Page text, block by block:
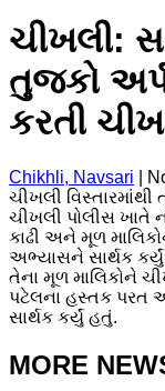
ચીખલી:
તુજકો
કરતી
Chikhli, Navsari
ચીખલી
ચીખલી પોલીસ ખાતે
કાઢી અને મૂળ
અભ્યાસને સાર્થક
તેના મૂળ માલિકોને
પટેલના હસ્તક પરત
સાર્થક કર્યું હતું.
MORE